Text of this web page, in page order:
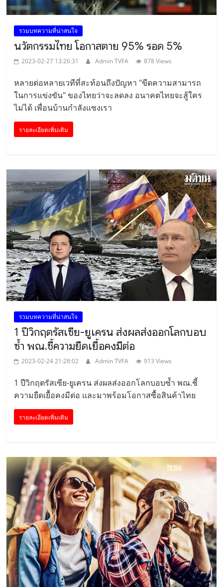
รวมบทความที่น่าสนใจ
นวัตกรรมไทย โอกาสตาย 95% รอด 5%
2023-02-27 13:26:31 Admin TVFA 878 Views
หลายต่อหลายเวทีที่สะท้อนถึงปัญหา "ขีดความสามารถ
ในการแข่งขัน" ของไทยว่าจะลดลง อนาคตไทยจะสู้ใคร
ไม่ได้ เพื่อนบ้านกำลังแซงเรา
รายละเอียดเพิ่มเติม
รวมบทความที่น่าสนใจ
1 ปีวิกฤตรัสเซีย-ยูเครน ส่งผลส่งออกโลกบอบ
ซ้ำ พณ.ชี้ความยืดเยื้อคงมีต่อ
2023-02-24 21:28:02 Admin TVFA 913 Views
1 ปีวิกฤตรัสเซีย-ยูเครน ส่งผลส่งออกโลกบอบซ้ำ พณ.ชี้
ความยืดเยื้อคงมีต่อ และมาพร้อมโอกาสซื้อสินค้าไทย
รายละเอียดเพิ่มเติม